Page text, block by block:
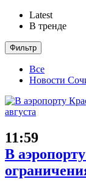
Latest
В тренде
Фильтр
Все
Новости
11:59
В